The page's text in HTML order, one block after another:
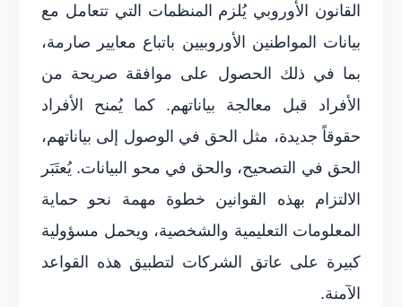
القانون الأوروبي يُلزم المنظمات التي تتعامل مع
بيانات المواطنين الأوروبيين باتباع معايير صارمة،
بما في ذلك الحصول على موافقة صريحة من
الأفراد قبل معالجة بياناتهم. كما يُمنح الأفراد
حقوقاً جديدة، مثل الحق في الوصول إلى بياناتهم،
الحق في التصحيح، والحق في محو البيانات. يُعتَبَر
الالتزام بهذه القوانين خطوة مهمة نحو حماية
المعلومات التعليمية والشخصية، ويحمل مسؤولية
كبيرة على عاتق الشركات لتطبيق هذه القواعد
الآمنة.